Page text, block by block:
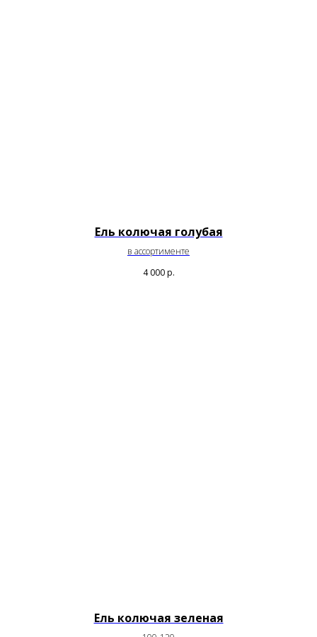
Ель колючая голубая
в ассортименте
4 000 р.
Ель колючая зеленая